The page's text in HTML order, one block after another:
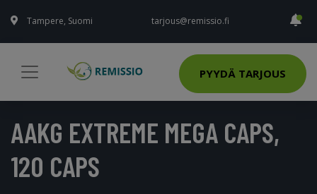
Tampere, Suomi tarjous@remissio.fi
PYYDÄ TARJOUS
AAKG EXTREME MEGA CAPS,
120 CAPS